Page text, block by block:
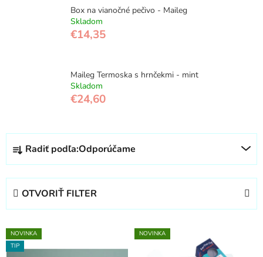
Box na vianočné pečivo - Maileg
Skladom
€14,35
Maileg Termoska s hrnčekmi - mint
Skladom
€24,60
R
d
e
p
Radiť podľa:Odporúčame
OTVORIŤ FILTER
V
ý
NOVINKA
TIP
NOVINKA